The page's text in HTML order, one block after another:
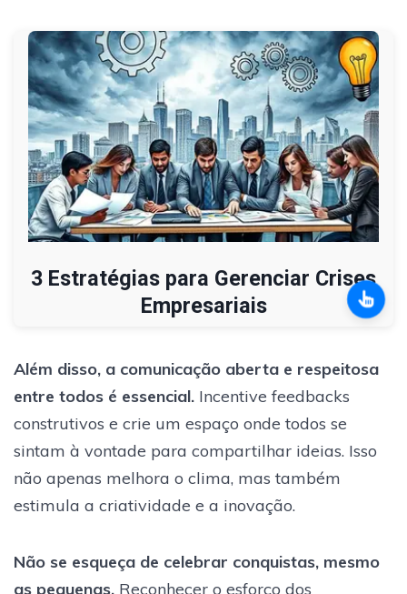
3 Estratégias para Gerenciar Crises
Empresariais
Além disso, a comunicação aberta e respeitosa
entre todos é essencial. Incentive feedbacks
construtivos e crie um espaço onde todos se
sintam à vontade para compartilhar ideias. Isso
não apenas melhora o clima, mas também
estimula a criatividade e a inovação.
Não se esqueça de celebrar conquistas, mesmo
as pequenas. Reconhecer o esforço dos